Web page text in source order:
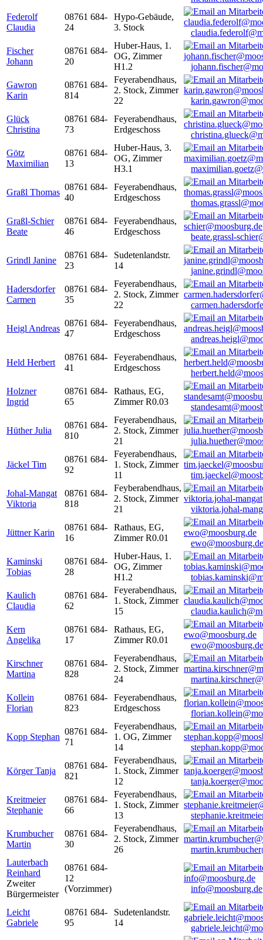
Federolf
Claudia
08761 684-
24
Hypo-Gebäude,
3. Stock
Fischer
Johann
08761 684-
20
Huber-Haus, 1.
OG, Zimmer
H1.2
Gawron
Karin
08761 684-
814
Feyerabendhaus,
2. Stock, Zimmer
22
Glück
Christina
08761 684-
73
Feyerabendhaus,
Erdgeschoss
Götz
Maximilian
08761 684-
13
Huber-Haus, 3.
OG, Zimmer
H3.1
Graßl Thomas
08761 684-
40
Feyerabendhaus,
Erdgeschoss
Graßl-Schier
Beate
08761 684-
46
Feyerabendhaus,
Erdgeschoss
beate.grassl-
Grindl Janine
08761 684-
23
Sudetenlandstr.
14
Hadersdorfer
Carmen
08761 684-
35
Feyerabendhaus,
2. Stock, Zimmer
22
Heigl Andreas
08761 684-
47
Feyerabendhaus,
Erdgeschoss
Held Herbert
08761 684-
41
Feyerabendhaus,
Erdgeschoss
Holzner
Ingrid
08761 684-
65
Rathaus, EG,
Zimmer R0.03
Hüther Julia
08761 684-
810
Feyerabendhaus,
2. Stock, Zimmer
21
Jäckel Tim
08761 684-
92
Feyerabendhaus,
1. Stock, Zimmer
11
Johal-Mangat
Viktoria
08761 684-
818
Feyberabendhaus,
2. Stock, Zimmer
21
viktoria.johal-
Jüttner Karin
08761 684-
16
Rathaus, EG,
Zimmer R0.01
ewo@moosburg.de
Kaminski
Tobias
08761 684-
28
Huber-Haus, 1.
OG, Zimmer
H1.2
Kaulich
Claudia
08761 684-
62
Feyerabendhaus,
1. Stock, Zimmer
15
Kern
Angelika
08761 684-
17
Rathaus, EG,
Zimmer R0.01
ewo@moosburg.de
Kirschner
Martina
08761 684-
828
Feyerabendhaus,
2. Stock, Zimmer
24
Kollein
Florian
08761 684-
823
Feyerabendhaus,
Erdgeschoss
Kopp Stephan
08761 684-
71
Feyerabendhaus,
1. OG, Zimmer
14
Körger Tanja
08761 684-
821
Feyerabendhaus,
1. Stock, Zimmer
12
Kreitmeier
Stephanie
08761 684-
66
Feyerabendhaus,
1. Stock, Zimmer
13
Krumbucher
Martin
08761 684-
30
Feyerabendhaus,
2. Stock, Zimmer
26
Lauterbach
Reinhard
Zweiter
Bürgermeister
08761 684-
12
(Vorzimmer)
info@moosburg.de
Leicht
Gabriele
08761 684-
95
Sudetenlandstr.
14